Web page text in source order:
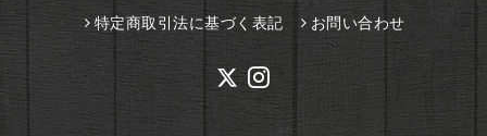
特定商取引法に基づく表記 お問い合わせ